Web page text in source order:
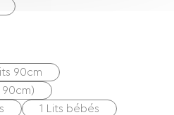
90cm
90cm)
1 Lits bébés